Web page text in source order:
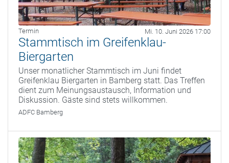
Termin Mi. 10. Juni 2026 17:00
Stammtisch im Greifenklau-
Biergarten
Unser monatlicher Stammtisch im Juni findet
Greifenklau Biergarten in Bamberg statt. Das Treffen
dient zum Meinungsaustausch, Information und
Diskussion. Gäste sind stets willkommen.
ADFC Bamberg